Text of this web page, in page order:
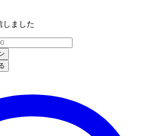
しました